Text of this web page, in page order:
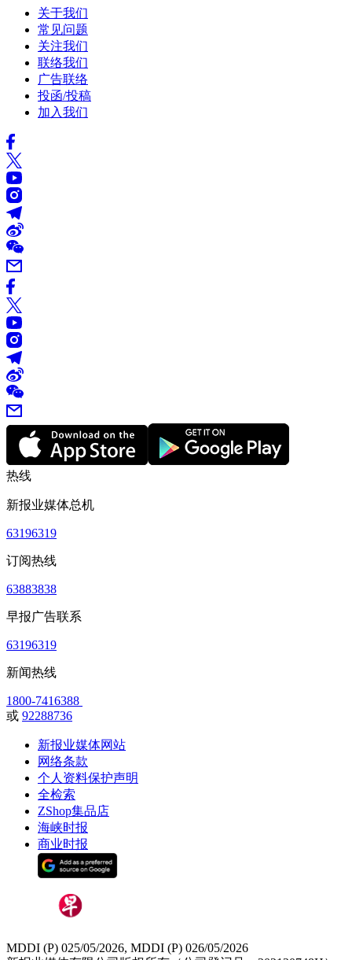
关于我们
常见问题
关注我们
联络我们
广告联络
投函/投稿
加入我们
热线
新报业媒体总机
63196319
订阅热线
63883838
早报广告联系
63196319
新闻热线
1800-7416388
或 92288736
新报业媒体网站
网络条款
个人资料保护声明
全检索
ZShop集品店
海峡时报
商业时报
MDDI (P) 025/05/2026, MDDI (P) 026/05/2026